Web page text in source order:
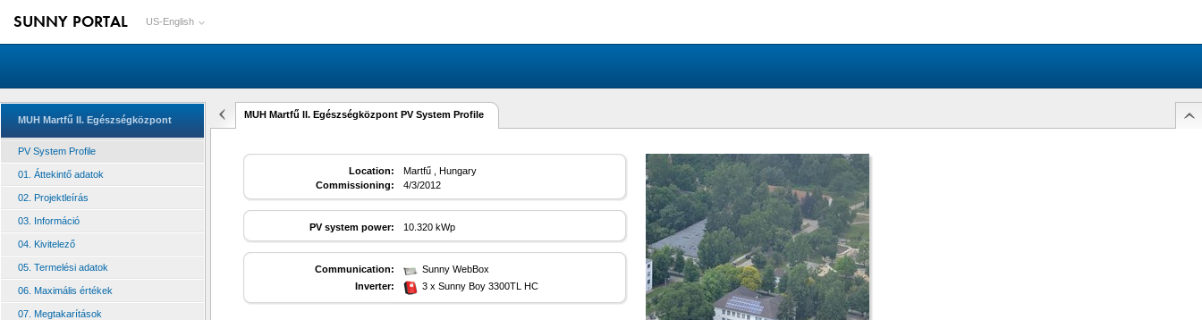
SUNNY PORTAL US-English
MUH Martfű II. Egészségközpont
PV System Profile
01. Áttekintő adatok
02. Projektleírás
03. Információ
04. Kivitelező
05. Termelési adatok
06. Maximális értékek
07. Megtakarítások
MUH Martfű II. Egészségközpont PV System Profile
Location:
Martfű , Hungary
Commissioning:
4/3/2012
PV system power: 10.320 kWp
Communication:
Sunny WebBox
Inverter:
3 x Sunny Boy 3300TL HC